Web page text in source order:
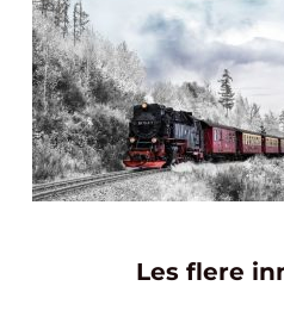
Les flere